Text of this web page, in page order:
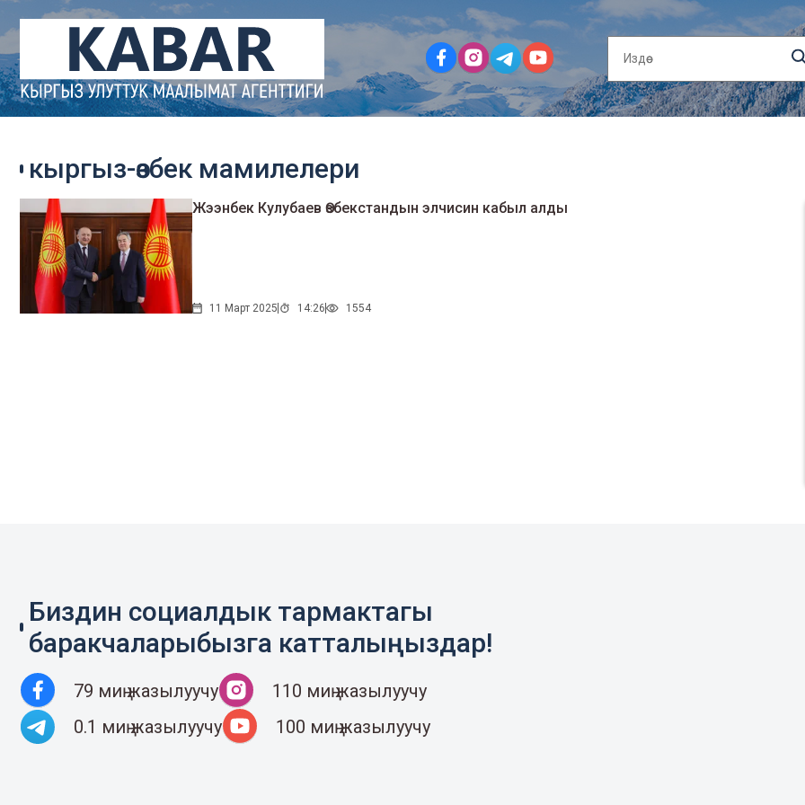
кыргыз-өзбек мамилелери
Жээнбек Кулубаев Өзбекстандын элчисин кабыл алды
11 Март 2025 14:26 1554
Биздин социалдык тармактагы
баракчаларыбызга катталыңыздар!
79 миң жазылуучу
110 миң жазылуучу
0.1 миң жазылуучу
100 миң жазылуучу